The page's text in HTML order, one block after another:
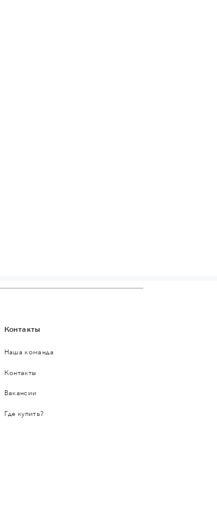
Контакты
Наша команда
Контакты
Вакансии
Где купить?